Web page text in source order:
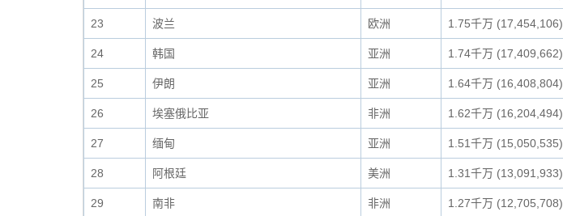
23 波兰 欧洲 1.75千万 (17,454,106)
24 韩国 亚洲 1.74千万 (17,409,662)
25 伊朗 亚洲 1.64千万 (16,408,804)
26 埃塞俄比亚 非洲 1.62千万 (16,204,494)
27 缅甸 亚洲 1.51千万 (15,050,535)
28 阿根廷 美洲 1.31千万 (13,091,933)
29 南非 非洲 1.27千万 (12,705,708)